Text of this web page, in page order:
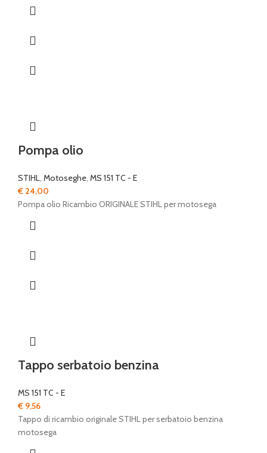
Pompa olio
STIHL, Motoseghe, MS 151 TC - E
€ 24,00
Pompa olio Ricambio ORIGINALE STIHL per motosega
Tappo serbatoio benzina
MS 151 TC - E
€ 9,56
Tappo di ricambio originale STIHL per serbatoio benzina
motosega